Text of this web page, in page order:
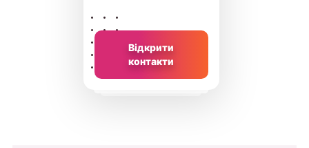
Відкрити
контакти